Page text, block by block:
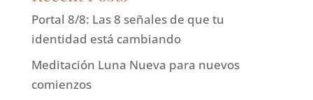
Portal 8/8: Las 8 señales de que tu
identidad está cambiando
Meditación Luna Nueva para nuevos
comienzos